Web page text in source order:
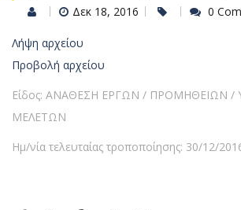
Δεκ 18, 2016 0
Λήψη αρχείου
Προβολή αρχείου
Είδος: ΑΝΑΘΕΣΗ ΕΡΓΩΝ / ΠΡΟΜΗΘΕΙΩΝ /
ΜΕΛΕΤΩΝ
Ημ/νία τελευταίας τροποποίησης: 30/12/